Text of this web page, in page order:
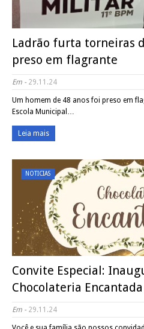
Ladrão furta torneiras
preso em flagrante
Em - 29.11.24
Um homem de 48 anos foi preso em
Escola Municipal…
Leia mais
NOTICIAS
Convite Especial:
Chocolateria Encantada
Em - 29.11.24